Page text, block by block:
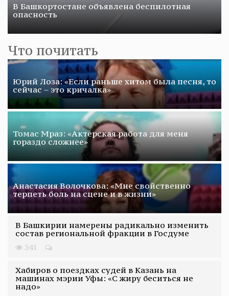
В Башкортостане объявлена беспилотная
опасность
Что почитать
Юрий Лоза: «Если раньше хитом была песня, то
сейчас – это кричалка»
Томас Мраз: «Актерская работа для меня
гораздо сложнее»
Анастасия Волочкова: «Мне свойственно
терпеть боль на сцене и в жизни»
В Башкирии намерены радикально изменить
состав региональной фракции в Госдуме
341
Хабиров о поездках судей в Казань на
машинах мэрии Уфы: «С жиру беситься не
надо»